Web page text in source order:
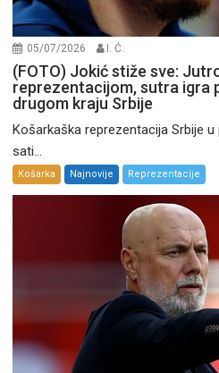
05/07/2026 I. Ć.
(FOTO) Jokić stiže sve:
reprezentacijom, sutra igra
drugom kraju Srbije
Košarkaška reprezentacija Srbije
sati...
Košarka Najnovije Reprezentacije